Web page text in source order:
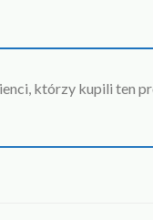
którzy kupili ten